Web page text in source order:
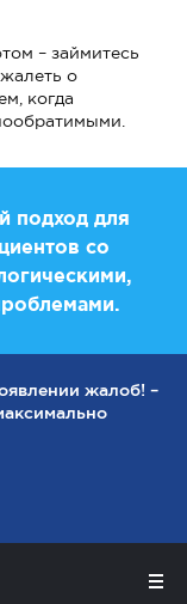
– займитесь
о
когда
подход для
со
жалоб! –